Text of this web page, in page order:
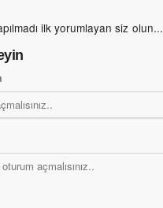
ilk yorumlayan siz olun...